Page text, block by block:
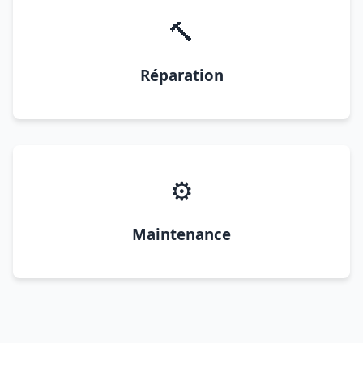
🔨
Réparation
⚙️
Maintenance